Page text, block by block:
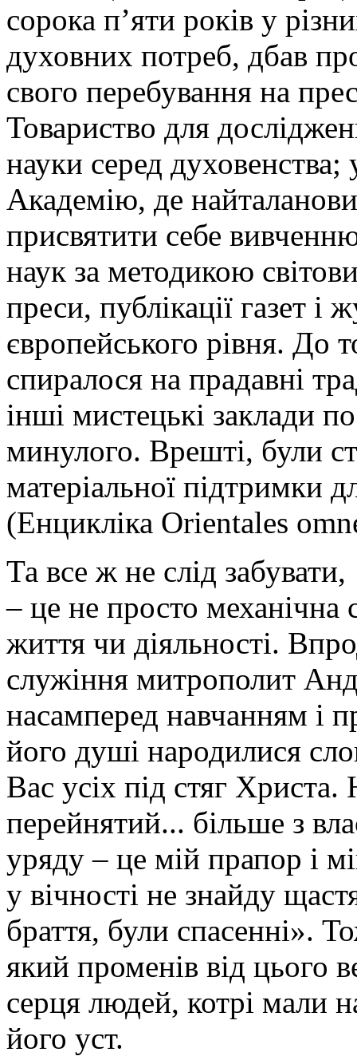
сорока п’яти років у
духовних потреб, дбав
свого перебування на
Товариство для
науки серед духовенства;
Академію, де
присвятити себе
наук за методикою
преси, публікації газет і
європейського рівня. До
спиралося на прадавні
інші мистецькі заклади
минулого. Врешті, були
матеріальної підтримки
(Енцикліка Orientales
Та все ж не слід
– це не просто механічна
життя чи діяльності.
служіння митрополит
насамперед навчанням і
його душі народилися
Вас усіх під стяг
перейнятий... більше з
уряду – це мій прапор і
у вічності не знайду
браття, були спасенні».
який променів від цього
серця людей, котрі мали
його уст.